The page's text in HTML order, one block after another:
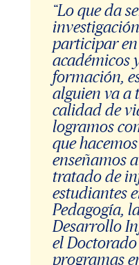
“Lo que da
participar
académicos
formación,
alguien va a
calidad de
logramos
que
enseñamos
tratado de
estudiantes
Pedagogía,
Desarrollo
el
programas